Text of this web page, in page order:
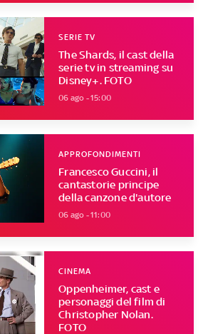
The Shards, il cast della
serie tv in streaming su
Disney+. FOTO
SERIE TV
06 ago - 15:00
Francesco Guccini, il
cantastorie principe
della canzone d'autore
APPROFONDIMENTI
06 ago - 11:00
Oppenheimer, cast e
personaggi del film di
Christopher Nolan.
FOTO
CINEMA